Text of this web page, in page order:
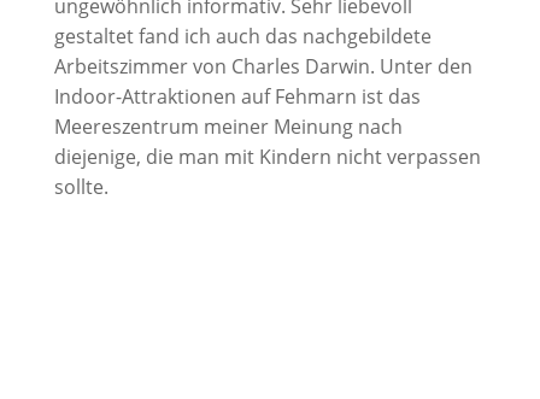
ungewöhnlich informativ. Sehr liebevoll
gestaltet fand ich auch das nachgebildete
Arbeitszimmer von Charles Darwin. Unter den
Indoor-Attraktionen auf Fehmarn ist das
Meereszentrum meiner Meinung nach
diejenige, die man mit Kindern nicht verpassen
sollte.